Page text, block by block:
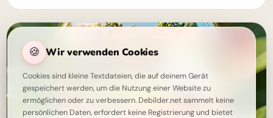
🍪 Wir verwenden Cookies
Cookies sind kleine Textdateien, die auf deinem Gerät
gespeichert werden, um die Nutzung einer Website zu
ermöglichen oder zu verbessern. Debilder.net sammelt keine
persönlichen Daten, erfordert keine Registrierung und bietet